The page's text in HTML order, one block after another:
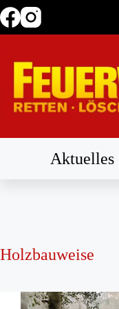
Zum
Inhalt
Aktuelles
Holzbauweise